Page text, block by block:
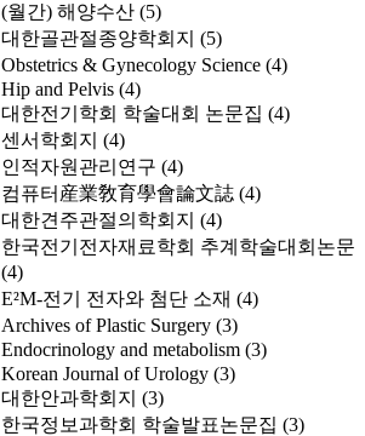
(월간) 해양수산 (5)
대한골관절종양학회지 (5)
Obstetrics & Gynecology Science (4)
Hip and Pelvis (4)
대한전기학회 학술대회 논문집 (4)
센서학회지 (4)
인적자원관리연구 (4)
컴퓨터産業敎育學會論文誌 (4)
대한견주관절의학회지 (4)
한국전기전자재료학회 추계학술대회논문
(4)
E²M-전기 전자와 첨단 소재 (4)
Archives of Plastic Surgery (3)
Endocrinology and metabolism (3)
Korean Journal of Urology (3)
대한안과학회지 (3)
한국정보과학회 학술발표논문집 (3)